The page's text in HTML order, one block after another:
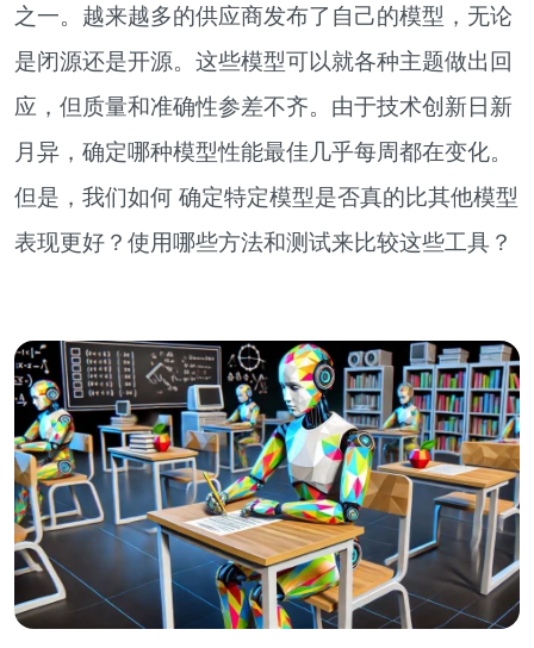
之一。越来越多的供应商发布了自己的模型，无论
是闭源还是开源。这些模型可以就各种主题做出回
应，但质量和准确性参差不齐。由于技术创新日新
月异，确定哪种模型性能最佳几乎每周都在变化。
但是，我们如何 确定特定模型是否真的比其他模型
表现更好 ？使用哪些方法和测试来比较这些工具？